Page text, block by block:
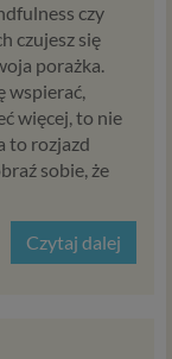
czy
czujesz się
porażka.
wspierać,
więcej, to nie
to rozjazd
sobie, że
Czytaj dalej
dziedzin
takich
W tej
danych
maja 2018 r. w
Cię o jej
minut.